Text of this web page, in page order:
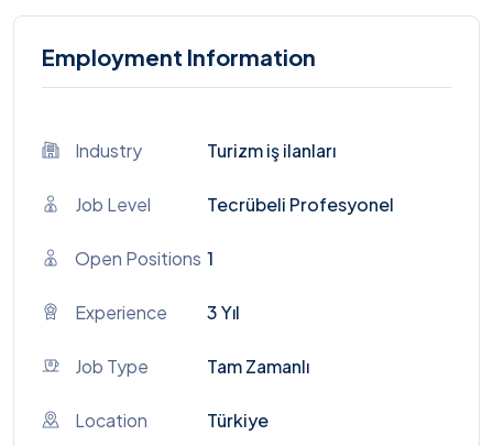
Employment Information
Industry Turizm iş ilanları
Job Level Tecrübeli Profesyonel
Open Positions 1
Experience 3 Yıl
Job Type Tam Zamanlı
Location Türkiye